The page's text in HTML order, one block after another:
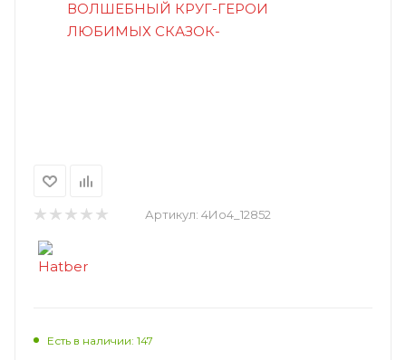
Артикул: 4Ио4_12852
Есть в наличии: 147